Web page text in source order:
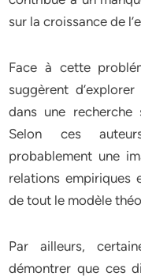
sur la croissance de
Face à cette
suggèrent
dans une recherche
Selon ces
probablement une
relations
de tout le modèle
Par ailleurs,
démontrer que ces